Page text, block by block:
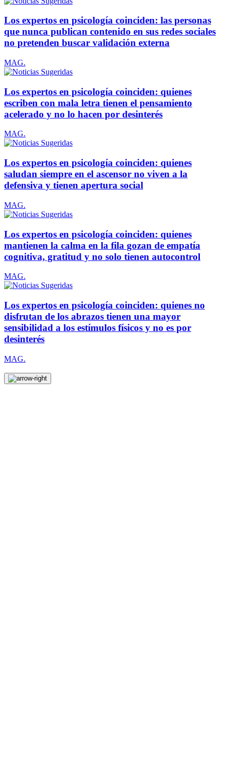
Los expertos en psicología coinciden: las personas
que nunca publican contenido en sus redes sociales
no pretenden buscar validación externa
MAG.
Los expertos en psicología coinciden: quienes
escriben con mala letra tienen el pensamiento
acelerado y no lo hacen por desinterés
MAG.
Los expertos en psicología coinciden: quienes
saludan siempre en el ascensor no viven a la
defensiva y tienen apertura social
MAG.
Los expertos en psicología coinciden: quienes
mantienen la calma en la fila gozan de empatía
cognitiva, gratitud y no solo tienen autocontrol
MAG.
Los expertos en psicología coinciden: quienes no
disfrutan de los abrazos tienen una mayor
sensibilidad a los estímulos físicos y no es por
desinterés
MAG.